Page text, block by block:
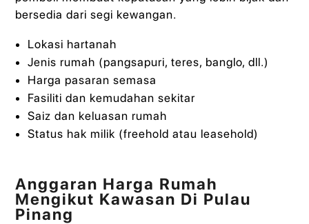
bersedia dari segi kewangan.
Lokasi hartanah
Jenis rumah (pangsapuri, teres, banglo, dll.)
Harga pasaran semasa
Fasiliti dan kemudahan sekitar
Saiz dan keluasan rumah
Status hak milik (freehold atau leasehold)
Anggaran Harga Rumah
Mengikut Kawasan Di Pulau
Pinang